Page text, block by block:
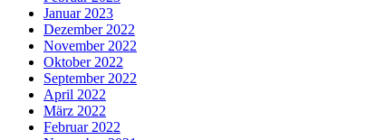
Januar 2023
Dezember 2022
November 2022
Oktober 2022
September 2022
April 2022
März 2022
Februar 2022